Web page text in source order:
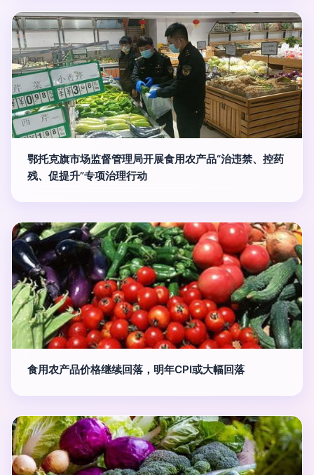
鄂托克旗市场监督管理局开展食用农产品“治违禁、控药
残、促提升”专项治理行动
食用农产品价格继续回落，明年CPI或大幅回落